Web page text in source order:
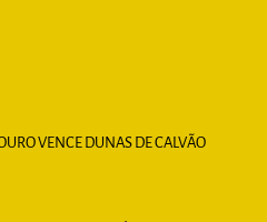
VENCE DUNAS DE CALVÃO